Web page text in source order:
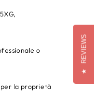
o
per la proprietà
★
REVIEWS